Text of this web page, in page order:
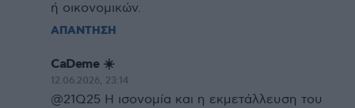
ή οικονομικών.
ΑΠΑΝΤΗΣΗ
CaDeme ☀️
12.06.2026, 23:14
@21Q25 H ισονομία και η εκμετάλλευση του